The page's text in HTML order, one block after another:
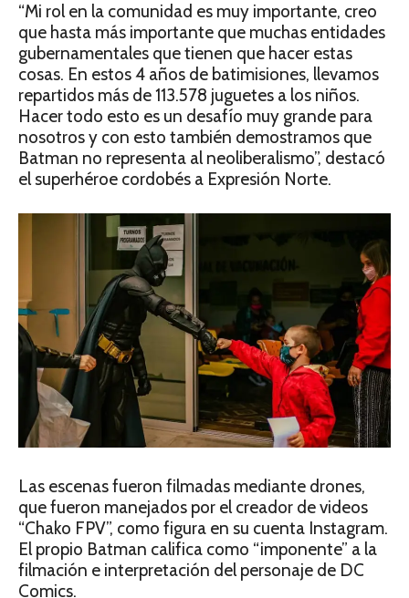
“Mi rol en la comunidad es muy importante, creo
que hasta más importante que muchas entidades
gubernamentales que tienen que hacer estas
cosas. En estos 4 años de batimisiones, llevamos
repartidos más de 113.578 juguetes a los niños.
Hacer todo esto es un desafío muy grande para
nosotros y con esto también demostramos que
Batman no representa al neoliberalismo”, destacó
el superhéroe cordobés a Expresión Norte.
Las escenas fueron filmadas mediante drones,
que fueron manejados por el creador de videos
“Chako FPV”, como figura en su cuenta Instagram.
El propio Batman califica como “imponente” a la
filmación e interpretación del personaje de DC
Comics.